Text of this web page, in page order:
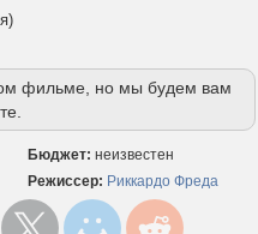
фильме, но мы будем вам
Бюджет: неизвестен
Режиссер: Риккардо Фреда